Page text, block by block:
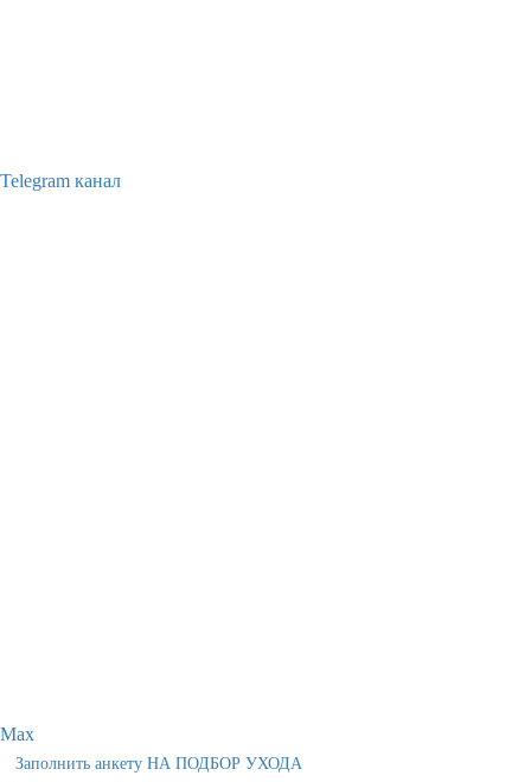
Telegram канал
Max
Заполнить анкету НА ПОДБОР УХОДА